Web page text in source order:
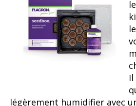
Il
légèrement humidifier avec